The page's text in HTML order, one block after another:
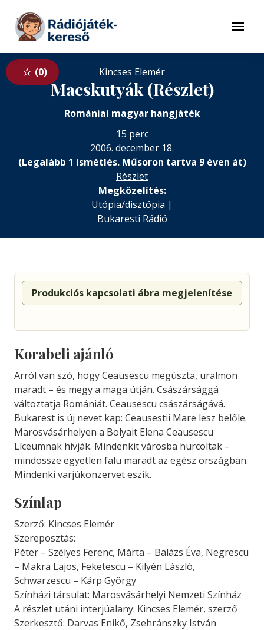
Tovább a tartalomhoz
Menü
0 Kincses Elemér
Macskutyák (Részlet)
Romániai magyar hangjáték
15 perc
2006. december 18.
(Legalább 1 ismétlés. Műsoron tartva 9 éven át)
Részlet
Megközelítés:
Utópia/disztópia |
Bukaresti Rádió
Produkciós kapcsolati ábra megjelenítése
Korabeli ajánló
Arról van szó, hogy Ceausescu megúszta, uralmon
maradt – és megy a maga útján. Császársággá
változtatja Romániát. Ceausescu császárságává.
Bukarest is új nevet kap: Ceausestii Mare lesz belőle.
Marosvásárhelyen a Bolyait Elena Ceausescu
Líceumnak hívják. Mindenkit városba hurcoltak –
mindössze egyetlen falu maradt az egész országban.
Mindenki varjúkonzervet eszik.
Színlap
Szerző: Kincses Elemér
Szereposztás:
Péter – Szélyes Ferenc, Márta – Balázs Éva, Negrescu
– Makra Lajos, Feketescu – Kilyén László,
Schwarzescu – Kárp György
Színházi társulat: Marosvásárhelyi Nemzeti Színház
A részlet utáni interjúalany: Kincses Elemér, szerző
Szerkesztő: Darvas Enikő, Zsehránszky István